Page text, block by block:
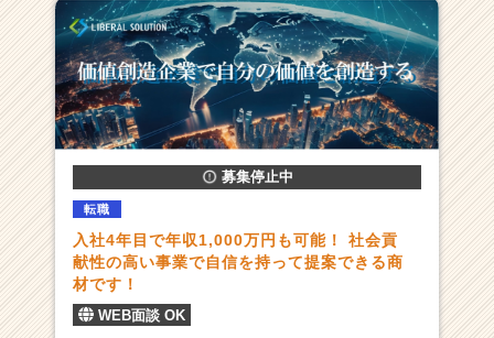
0
億
超/
『世
の
中
の
決』
を
に
募集停止中
転職
入社4年目で年収1,000万円も可能！ 社会貢
献性の高い事業で自信を持って提案できる商
材です！
WEB面談 OK